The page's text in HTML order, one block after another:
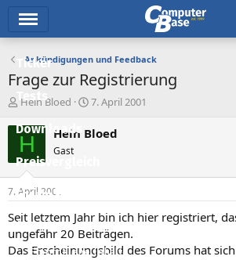
Ticker
Tests
Downloads
Preisvergleich
Forum
Aktuelles
Empfohlene Inhalte
Ankündigungen und Feedback
Frage zur Registrierung
E
s
t
e
l
e
r
Hein Bloed
E
s
t
a
m
7. April 2001
H Hein Bloed
Gast
7. April 2001
Seit letztem Jahr bin ich hier registriert,
ungefähr 20 Beiträgen.
Das Erscheinungsbild des Forums hat